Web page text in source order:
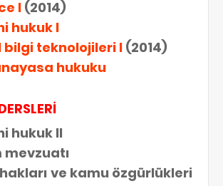
I(2014)
hukuk I
bilgi teknolojileri I (2014)
hukuku
hukuk II
mevzuatı
ve kamu özgürlükleri